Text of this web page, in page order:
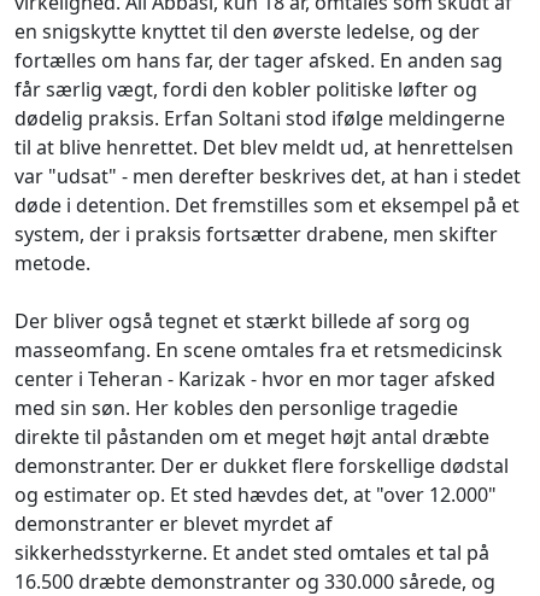
en snigskytte knyttet til den øverste ledelse, og der
fortælles om hans far, der tager afsked. En anden sag
får særlig vægt, fordi den kobler politiske løfter og
dødelig praksis. Erfan Soltani stod ifølge meldingerne
til at blive henrettet. Det blev meldt ud, at henrettelsen
var "udsat" - men derefter beskrives det, at han i stedet
døde i detention. Det fremstilles som et eksempel på et
system, der i praksis fortsætter drabene, men skifter
metode.
Der bliver også tegnet et stærkt billede af sorg og
masseomfang. En scene omtales fra et retsmedicinsk
center i Teheran - Karizak - hvor en mor tager afsked
med sin søn. Her kobles den personlige tragedie
direkte til påstanden om et meget højt antal dræbte
demonstranter. Der er dukket flere forskellige dødstal
og estimater op. Et sted hævdes det, at "over 12.000"
demonstranter er blevet myrdet af
sikkerhedsstyrkerne. Et andet sted omtales et tal på
16.500 dræbte demonstranter og 330.000 sårede, og